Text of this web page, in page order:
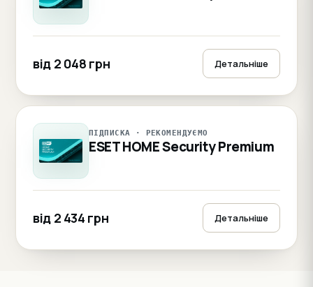
від 2 048 грн Детальніше
ПІДПИСКА · РЕКОМЕНДУЄМО
ESET HOME Security Premium
від 2 434 грн Детальніше